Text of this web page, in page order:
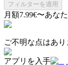
フィルターを適用
月額7.99€〜あな
ご不明な点はあ
アプリを入手